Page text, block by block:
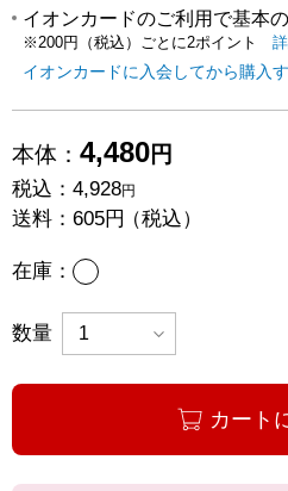
イオンカードのご利用で基本の
※200円（税込）ごとに2ポイント
イオンカードに入会してから購入
本体： 4,480円
税込： 4,928円
送料： 605円（税込）
在庫： あり
数量
カート